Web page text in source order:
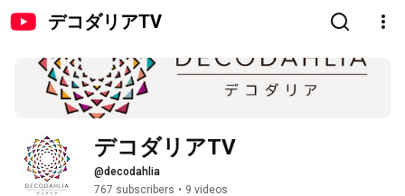
デコダリアTV
デコダリアTV
@decodahlia
767 subscribers • 9 videos